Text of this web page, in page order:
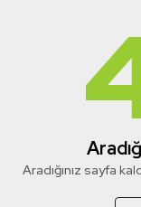
Aradığınız sayfa